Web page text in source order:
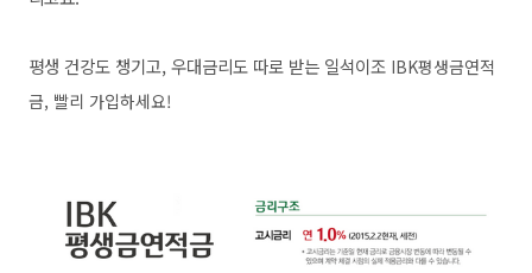
평생 건강도 챙기고, 우대금리도 따로 받는 일석이조 IBK평생금연적
금, 빨리 가입하세요!